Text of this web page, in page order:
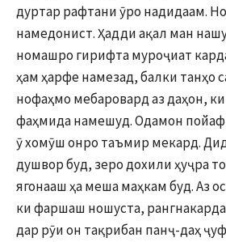
дуртар рафтани ӯро надидаам.
намедонист. Ҳадди ақал ман
номашро гирифта муроҷиат
ҳам ҳарфе намезад, балки танҳо
нофаҳмо мебаровард аз даҳон,
фаҳмида намешуд. Одамон пойаф
ӯ хомӯш онро таъмир мекард.
душвор буд, зеро дохили ҳуҷра
ягонааш ҳа меша маҳкам буд. Аз
ки фаршаш ношуста,
дар рӯи он тақрибан панҷ-даҳ